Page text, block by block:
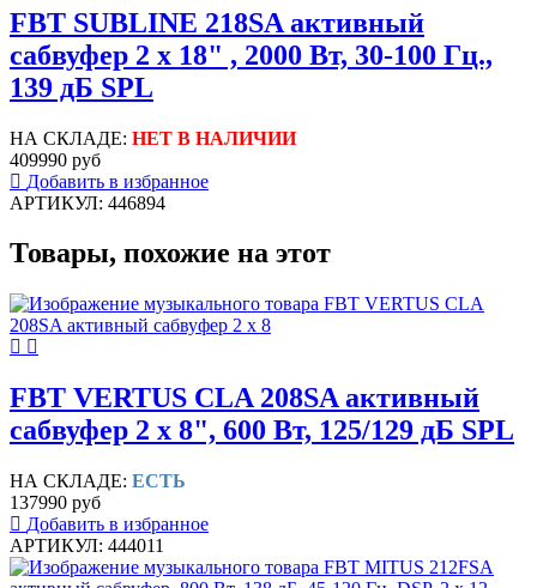
FBT SUBLINE 218SA активный
сабвуфер 2 х 18" , 2000 Вт, 30-100 Гц.,
139 дБ SPL
НА СКЛАДЕ: НЕТ В НАЛИЧИИ
409990 руб
Добавить в избранное
АРТИКУЛ: 446894
Товары, похожие на этот
FBT VERTUS CLA 208SA активный
сабвуфер 2 х 8", 600 Вт, 125/129 дБ SPL
НА СКЛАДЕ: ЕСТЬ
137990 руб
Добавить в избранное
АРТИКУЛ: 444011